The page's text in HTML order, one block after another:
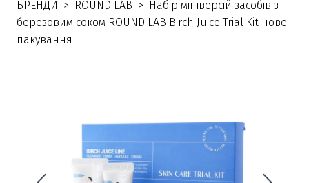
БРЕНДИ
ROUND LAB
Набір мініверсій засобів з
березовим соком ROUND LAB Birch Juice Trial Kit нове
пакування